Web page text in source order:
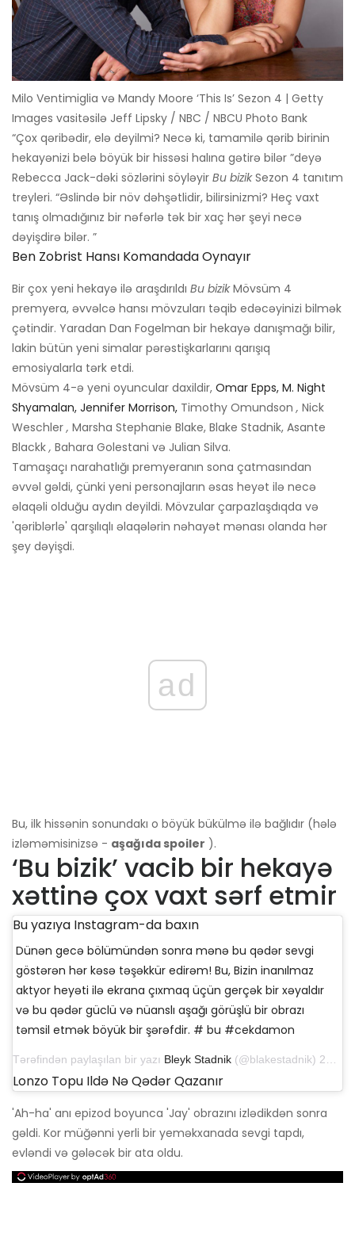
Milo Ventimiglia və Mandy Moore ‘This Is’ Sezon 4 | Getty
Images vasitəsilə Jeff Lipsky / NBC / NBCU Photo Bank
“Çox qəribədir, elə deyilmi? Necə ki, tamamilə qərib birinin
hekayənizi belə böyük bir hissəsi halına gətirə bilər ”deyə
Rebecca Jack-dəki sözlərini söyləyir Bu bizikSezon 4 tanıtım
treyleri. “Əslində bir növ dəhşətlidir, bilirsinizmi? Heç vaxt
tanış olmadığınız bir nəfərlə tək bir xaç hər şeyi necə
dəyişdirə bilər. ”
Ben Zobrist Hansı Komandada Oynayır
Bir çox yeni hekayə ilə araşdırıldı Bu bizikMövsüm 4
premyera, əvvəlcə hansı mövzuları təqib edəcəyinizi bilmək
çətindir. Yaradan Dan Fogelman bir hekayə danışmağı bilir,
lakin bütün yeni simalar pərəstişkarlarını qarışıq
emosiyalarla tərk etdi.
Mövsüm 4-ə yeni oyuncular daxildir, Omar Epps, M. Night
Shyamalan, Jennifer Morrison, Timothy Omundson , Nick
Weschler , Marsha Stephanie Blake, Blake Stadnik, Asante
Blackk , Bahara Golestani və Julian Silva.
Tamaşaçı narahatlığı premyeranın sona çatmasından
əvvəl gəldi, çünki yeni personajların əsas heyət ilə necə
əlaqəli olduğu aydın deyildi. Mövzular çarpazlaşdıqda və
'qəriblərlə' qarşılıqlı əlaqələrin nəhayət mənası olanda hər
şey dəyişdi.
ad
Bu, ilk hissənin sonundakı o böyük bükülmə ilə bağlıdır (hələ
izləməmisinizsə - aşağıda spoiler ).
‘Bu bizik’ vacib bir hekayə
xəttinə çox vaxt sərf etmir
Bu yazıya Instagram-da baxın
Dünən gecə bölümündən sonra mənə bu qədər sevgi
göstərən hər kəsə təşəkkür edirəm! Bu, Bizin inanılmaz
aktyor heyəti ilə ekrana çıxmaq üçün gerçək bir xəyaldır
və bu qədər güclü və nüanslı aşağı görüşlü bir obrazı
təmsil etmək böyük bir şərəfdir. # bu #cekdamon
Tərəfindən paylaşılan bir yazı Bleyk Stadnik (@blakestadnik) 25 sentyabr 2019-cu il, saat 16: 51-də PDT
Lonzo Topu Ildə Nə Qədər Qazanır
'Ah-ha' anı epizod boyunca 'Jay' obrazını izlədikdən sonra
gəldi. Kor müğənni yerli bir yeməkxanada sevgi tapdı,
evləndi və gələcək bir ata oldu.